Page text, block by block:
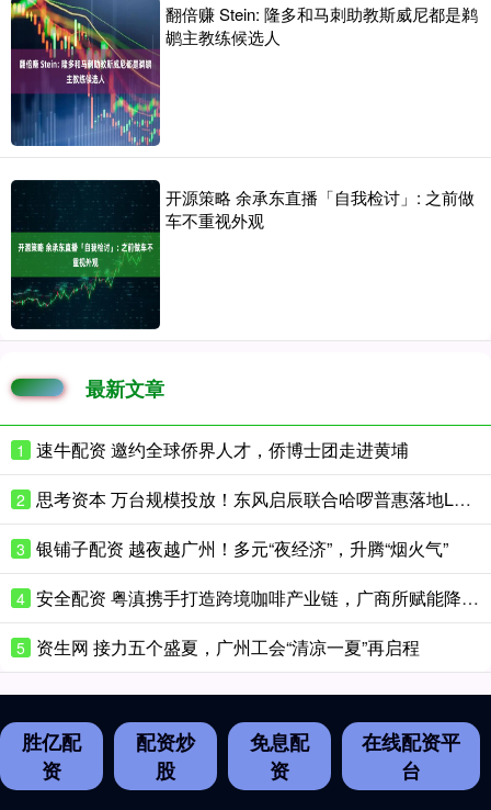
翻倍赚 Stein: 隆多和马刺助教斯威尼都是鹈
鹕主教练候选人
开源策略 余承东直播「自我检讨」: 之前做
车不重视外观
最新文章
1 速牛配资 邀约全球侨界人才，侨博士团走进黄埔
2 思考资本 万台规模投放！东风启辰联合哈啰普惠落地L4级自动驾驶出租车项目
3 银铺子配资 越夜越广州！多元“夜经济”，升腾“烟火气”
4 安全配资 粤滇携手打造跨境咖啡产业链，广商所赋能降本增效
5 资生网 接力五个盛夏，广州工会“清凉一夏”再启程
胜亿配
资
配资炒
股
免息配
资
在线配资平
台